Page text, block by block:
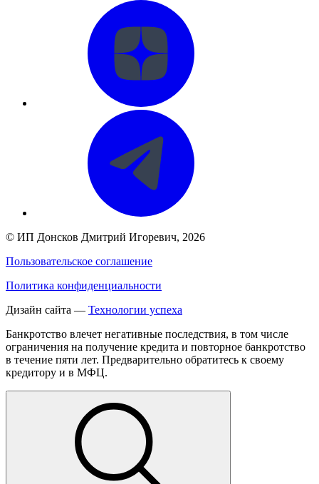
© ИП Донсков Дмитрий Игоревич, 2026
Пользовательское соглашение
Политика конфиденциальности
Дизайн сайта — Технологии успеха
Банкротство влечет негативные последствия, в том числе
ограничения на получение кредита и повторное банкротство
в течение пяти лет. Предварительно обратитесь к своему
кредитору и в МФЦ.